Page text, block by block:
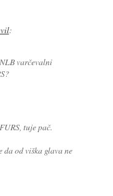
:
varčevalni
tuje pač.
od viška glava ne